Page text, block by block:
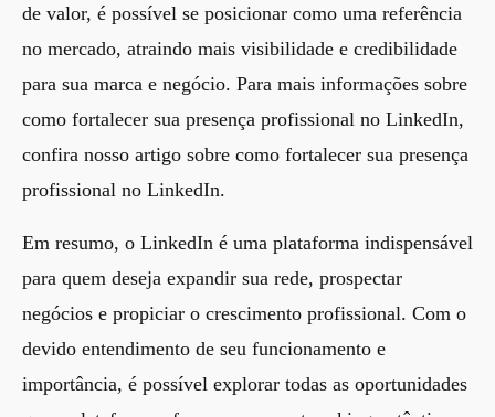
de valor, é possível se posicionar como uma referência
no mercado, atraindo mais visibilidade e credibilidade
para sua marca e negócio. Para mais informações sobre
como fortalecer sua presença profissional no LinkedIn,
confira nosso artigo sobre como fortalecer sua presença
profissional no LinkedIn.
Em resumo, o LinkedIn é uma plataforma indispensável
para quem deseja expandir sua rede, prospectar
negócios e propiciar o crescimento profissional. Com o
devido entendimento de seu funcionamento e
importância, é possível explorar todas as oportunidades